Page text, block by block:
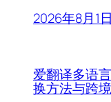
2026年8月1日
爱翻译多语
换方法与跨